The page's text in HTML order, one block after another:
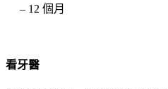
– 12 個月
看牙醫